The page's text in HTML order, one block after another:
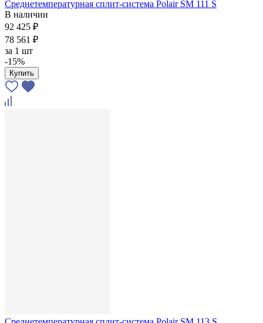
Среднетемпературная сплит-система Polair SM 111 S
В наличии
92 425 ₽
78 561 ₽
за 1 шт
-15%
Купить